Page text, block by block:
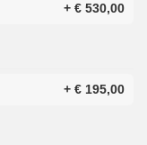
+ € 530,00
+ € 195,00